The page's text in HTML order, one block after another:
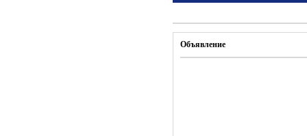
Объявление